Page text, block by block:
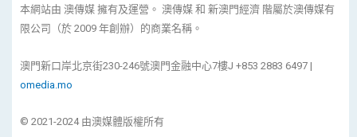
本網站由 澳傳媒 擁有及運營。 澳傳媒 和 新澳門經濟 階屬於澳傳媒有
限公司（於 2009 年創辦）的商業名稱。
澳門新口岸北京街230-246號澳門金融中心7樓J +853 2883 6497 |
omedia.mo
© 2021-2024 由澳媒體版權所有